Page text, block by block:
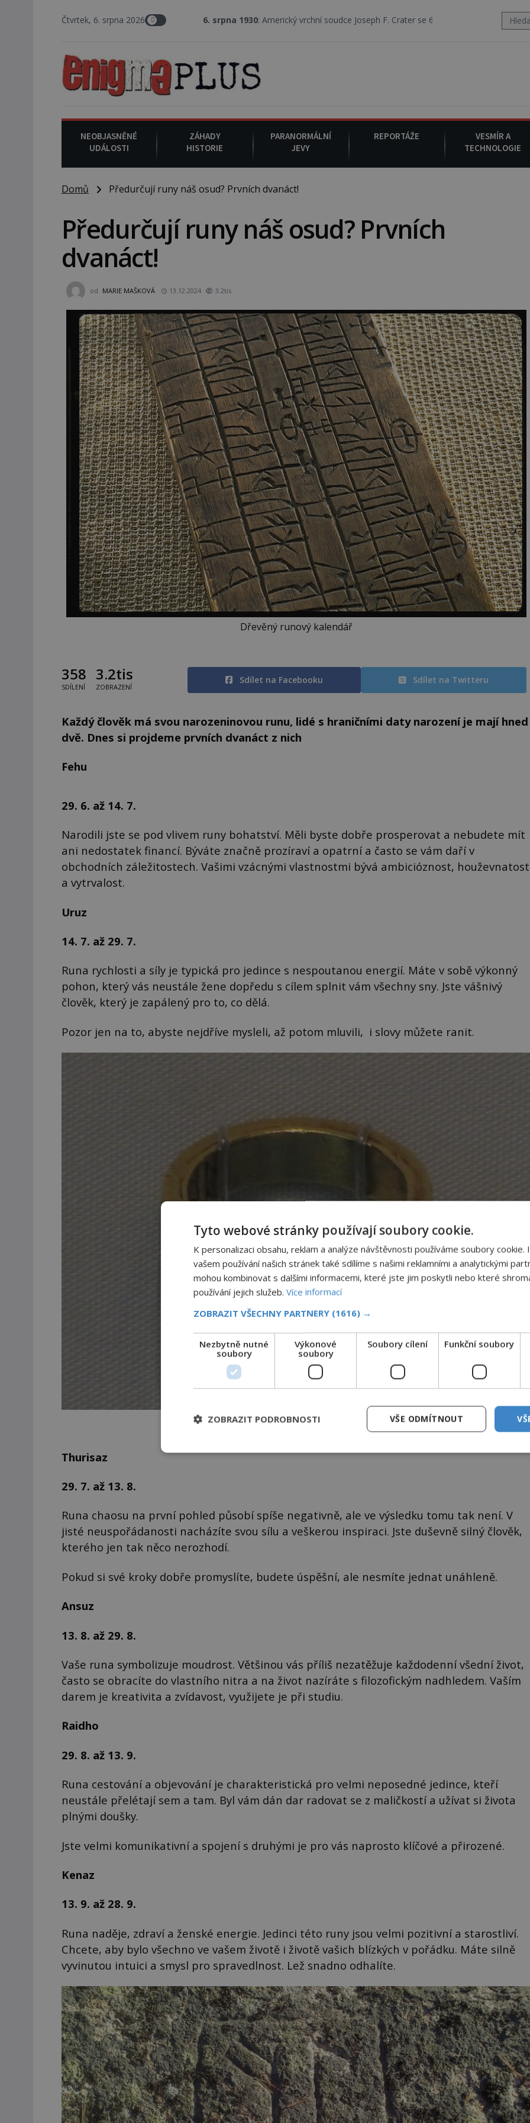
Čtvrtek, 6. srpna 20266. srpna 1930 : Americký vrchní soudce Joseph F. Crater se 6. srpna 1930 navečeří ve své
NEOBJASNĚNÉ
UDÁLOSTI
ZÁHADY
HISTORIE
PARANORMÁLNÍ
JEVY
REPORTÁŽE
VESMÍR A
TECHNOLOGIE
Domů Předurčují runy náš osud? Prvních dvanáct!
Předurčují runy náš osud? Prvních
dvanáct!
od MARIE MAŠKOVÁ 13.12.2024 3.2tis
Dřevěný runový kalendář
358
SDÍLENÍ
3.2tis
ZOBRAZENÍ
Sdílet na Facebooku Sdílet na Twitteru
Každý člověk má svou narozeninovou runu, lidé s hraničními daty narození je mají hned
dvě. Dnes si projdeme prvních dvanáct z nich
Fehu
29. 6. až 14. 7.
Narodili jste se pod vlivem runy bohatství. Měli byste dobře prosperovat a nebudete mít
ani nedostatek financí. Býváte značně prozíraví a opatrní a často se vám daří v
obchodních záležitostech. Vašimi vzácnými vlastnostmi bývá ambicióznost, houževnatost
a vytrvalost.
Uruz
14. 7. až 29. 7.
Runa rychlosti a síly je typická pro jedince s nespoutanou energií. Máte v sobě výkonný
pohon, který vás neustále žene dopředu s cílem splnit vám všechny sny. Jste vášnivý
člověk, který je zapálený pro to, co dělá.
Pozor jen na to, abyste nejdříve mysleli, až potom mluvili, i slovy můžete ranit.
Prsten s runami
Thurisaz
29. 7. až 13. 8.
Runa chaosu na první pohled působí spíše negativně, ale ve výsledku tomu tak není. V
jisté neuspořádanosti nacházíte svou sílu a veškerou inspiraci. Jste duševně silný člověk,
kterého jen tak něco nerozhodí.
Pokud si své kroky dobře promyslíte, budete úspěšní, ale nesmíte jednat unáhleně.
Ansuz
13. 8. až 29. 8.
Vaše runa symbolizuje moudrost. Většinou vás příliš nezatěžuje každodenní všední život,
často se obracíte do vlastního nitra a na život nazíráte s filozofickým nadhledem. Vaším
darem je kreativita a zvídavost, využijete je při studiu.
Raidho
29. 8. až 13. 9.
Runa cestování a objevování je charakteristická pro velmi neposedné jedince, kteří
neustále přelétají sem a tam. Byl vám dán dar radovat se z maličkostí a užívat si života
plnými doušky.
Jste velmi komunikativní a spojení s druhými je pro vás naprosto klíčové a přirozené.
Kenaz
13. 9. až 28. 9.
Runa naděje, zdraví a ženské energie. Jedinci této runy jsou velmi pozitivní a starostliví.
Chcete, aby bylo všechno ve vašem životě i životě vašich blízkých v pořádku. Máte silně
vyvinutou intuici a smysl pro spravedlnost. Lež snadno odhalíte.
Tyto webové stránky používají soubory cookie.
K personalizaci obsahu, reklam a analýze návštěvnosti používáme soubory cookie.
vašem používání našich stránek také sdílíme s našimi reklamními a analytickými
mohou kombinovat s dalšími informacemi, které jste jim poskytli nebo které
používání jejich služeb. Více informací
ZOBRAZIT VŠECHNY PARTNERY (1616) →
Nezbytně nutné
soubory
Výkonové
soubory
Soubory cílení Funkční soubory
VŠE ODMÍTNOUT
ZOBRAZIT PODROBNOSTI